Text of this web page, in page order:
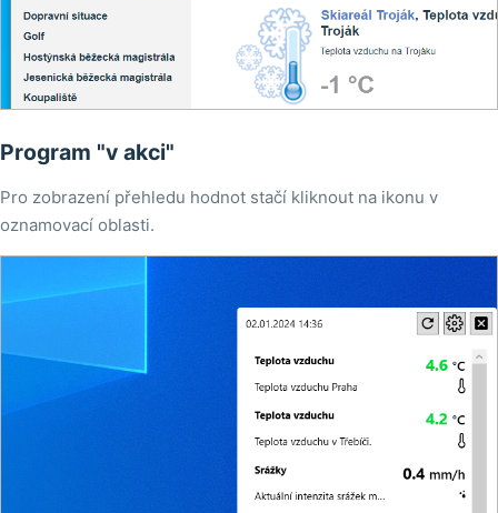
Program "v akci"
Pro zobrazení přehledu hodnot stačí kliknout na ikonu v
oznamovací oblasti.